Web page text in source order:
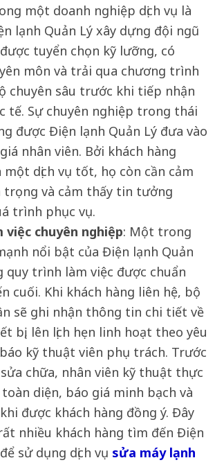
một doanh nghiệp dịch vụ là
lạnh Quản Lý xây dựng đội ngũ
tuyển chọn kỹ lưỡng, có
môn và trải qua chương trình
chuyên sâu trước khi tiếp nhận
tế. Sự chuyên nghiệp trong thái
được Điện lạnh Quản Lý đưa vào
nhân viên. Bởi khách hàng
một dịch vụ tốt, họ còn cần cảm
trọng và cảm thấy tin tưởng
trình phục vụ.
việc chuyên nghiệp: Một trong
nổi bật của Điện lạnh Quản
quy trình làm việc được chuẩn
cuối. Khi khách hàng liên hệ, bộ
sẽ ghi nhận thông tin chi tiết về
bị, lên lịch hẹn linh hoạt theo yêu
kỹ thuật viên phụ trách. Trước
chữa, nhân viên kỹ thuật thực
diện, báo giá minh bạch và
được khách hàng đồng ý. Đây
nhiều khách hàng tìm đến Điện
sử dụng dịch vụ sửa máy lạnh